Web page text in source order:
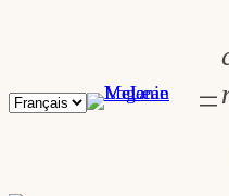
Choisir